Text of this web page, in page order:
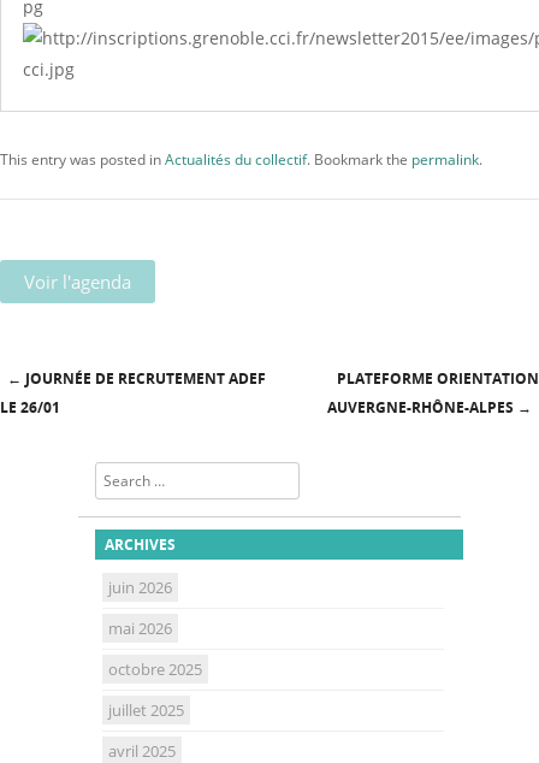
This entry was posted inActualités du collectif. Bookmark the permalink.
Voir l'agenda
Post navigation
← JOURNÉE DE RECRUTEMENT ADEF
LE 26/01
PLATEFORME ORIENTATION
AUVERGNE-RHÔNE-ALPES →
Search
ARCHIVES
juin 2026
mai 2026
octobre 2025
juillet 2025
avril 2025